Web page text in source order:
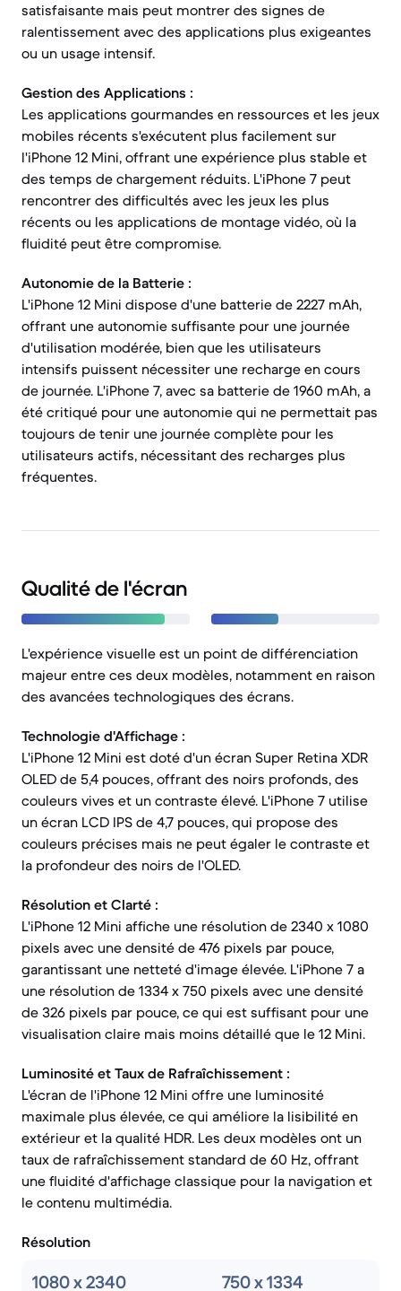
satisfaisante mais peut montrer des signes de
ralentissement avec des applications plus exigeantes
ou un usage intensif.
Gestion des Applications :
Les applications gourmandes en ressources et les jeux
mobiles récents s'exécutent plus facilement sur
l'iPhone 12 Mini, offrant une expérience plus stable et
des temps de chargement réduits. L'iPhone 7 peut
rencontrer des difficultés avec les jeux les plus
récents ou les applications de montage vidéo, où la
fluidité peut être compromise.
Autonomie de la Batterie :
L'iPhone 12 Mini dispose d'une batterie de 2227 mAh,
offrant une autonomie suffisante pour une journée
d'utilisation modérée, bien que les utilisateurs
intensifs puissent nécessiter une recharge en cours
de journée. L'iPhone 7, avec sa batterie de 1960 mAh, a
été critiqué pour une autonomie qui ne permettait pas
toujours de tenir une journée complète pour les
utilisateurs actifs, nécessitant des recharges plus
fréquentes.
Qualité de l'écran
L'expérience visuelle est un point de différenciation
majeur entre ces deux modèles, notamment en raison
des avancées technologiques des écrans.
Technologie d'Affichage :
L'iPhone 12 Mini est doté d'un écran Super Retina XDR
OLED de 5,4 pouces, offrant des noirs profonds, des
couleurs vives et un contraste élevé. L'iPhone 7 utilise
un écran LCD IPS de 4,7 pouces, qui propose des
couleurs précises mais ne peut égaler le contraste et
la profondeur des noirs de l'OLED.
Résolution et Clarté :
L'iPhone 12 Mini affiche une résolution de 2340 x 1080
pixels avec une densité de 476 pixels par pouce,
garantissant une netteté d'image élevée. L'iPhone 7 a
une résolution de 1334 x 750 pixels avec une densité
de 326 pixels par pouce, ce qui est suffisant pour une
visualisation claire mais moins détaillé que le 12 Mini.
Luminosité et Taux de Rafraîchissement :
L'écran de l'iPhone 12 Mini offre une luminosité
maximale plus élevée, ce qui améliore la lisibilité en
extérieur et la qualité HDR. Les deux modèles ont un
taux de rafraîchissement standard de 60 Hz, offrant
une fluidité d'affichage classique pour la navigation et
le contenu multimédia.
Résolution
1080 x 2340 750 x 1334